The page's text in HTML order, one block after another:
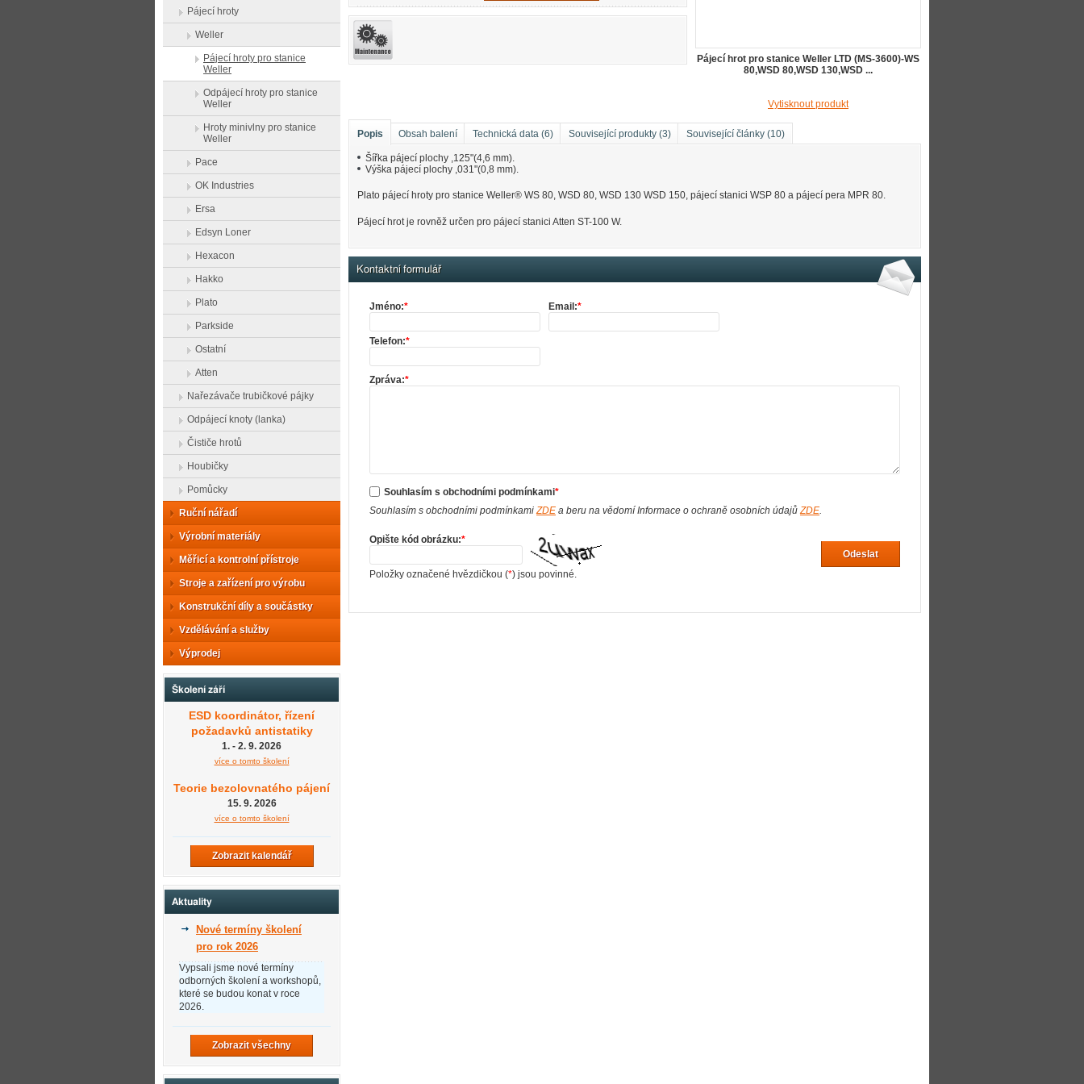
Pájecí hrot pro stanice Weller LTD (MS-3600)-WS
80,WSD 80,WSD 130,WSD ...
Vytisknout produkt
Popis Obsah balení Technická data (6) Související produkty (3) Související články (10)
Šířka pájecí plochy ,125"(4,6 mm).
Výška pájecí plochy ,031"(0,8 mm).
Plato pájecí hroty pro stanice Weller® WS 80, WSD 80, WSD 130 WSD 150, pájecí stanici WSP 80 a pájecí pera MPR 80.
Pájecí hrot je rovněž určen pro pájecí stanici Atten ST-100 W.
Kontaktní formulář
Jméno:* Email:*
Telefon:*
Zpráva:*
Souhlasím s obchodními podmínkami*
Souhlasím s obchodními podmínkamiZDE a beru na vědomí Informace o ochraně osobních údajůZDE.
Opište kód obrázku:*
Položky označené hvězdičkou (*) jsou povinné.
Odeslat
Pájecí hroty
Weller
Pájecí hroty pro stanice
Weller
Odpájecí hroty pro stanice
Weller
Hroty minivlny pro stanice
Weller
Pace
OK Industries
Ersa
Edsyn Loner
Hexacon
Hakko
Plato
Parkside
Ostatní
Atten
Nařezávače trubičkové pájky
Odpájecí knoty (lanka)
Čističe hrotů
Houbičky
Pomůcky
Ruční nářadí
Výrobní materiály
Měřicí a kontrolní přístroje
Stroje a zařízení pro výrobu
Konstrukční díly a součástky
Vzdělávání a služby
Výprodej
Školení září
ESD koordinátor, řízení
požadavků antistatiky
1. - 2. 9. 2026
více o tomto školení
Teorie bezolovnatého pájení
15. 9. 2026
více o tomto školení
Zobrazit kalendář
Aktuality
Nové termíny školení
pro rok 2026
Vypsali jsme nové termíny
odborných školení a workshopů,
které se budou konat v roce
2026.
Zobrazit všechny